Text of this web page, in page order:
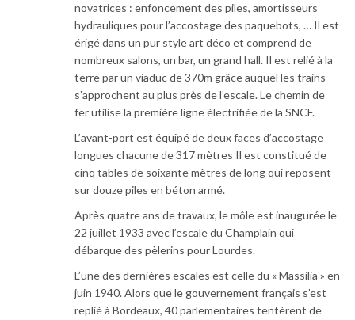
novatrices : enfoncement des piles, amortisseurs
hydrauliques pour l’accostage des paquebots, … Il est
érigé dans un pur style art déco et comprend de
nombreux salons, un bar, un grand hall. Il est relié à la
terre par un viaduc de 370m grâce auquel les trains
s’approchent au plus près de l’escale. Le chemin de
fer utilise la première ligne électrifiée de la SNCF.
L’avant-port est équipé de deux faces d’accostage
longues chacune de 317 mètres Il est constitué de
cinq tables de soixante mètres de long qui reposent
sur douze piles en béton armé.
Après quatre ans de travaux, le môle est inaugurée le
22 juillet 1933 avec l’escale du Champlain qui
débarque des pèlerins pour Lourdes.
L’une des dernières escales est celle du « Massilia » en
juin 1940. Alors que le gouvernement français s’est
replié à Bordeaux, 40 parlementaires tentèrent de